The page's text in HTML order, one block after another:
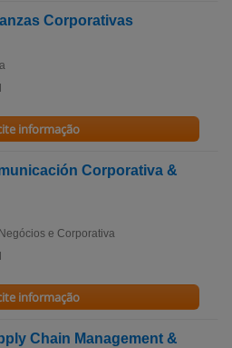
Corporativas
informação
Corporativa &
e Corporativa
informação
Chain Management &